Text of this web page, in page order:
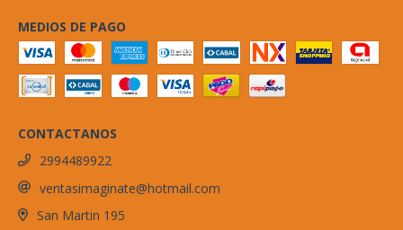
MEDIOS DE PAGO
CONTACTANOS
2994489922
ventasimaginate@hotmail.com
San Martin 195